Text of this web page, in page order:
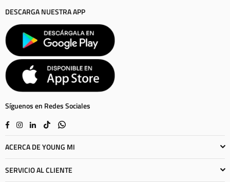
DESCARGA NUESTRA APP
Síguenos en Redes Sociales
FacebookInstagram
LinkedinTikTokWhatsapp
ACERCA DE YOUNG MI
SERVICIO AL CLIENTE